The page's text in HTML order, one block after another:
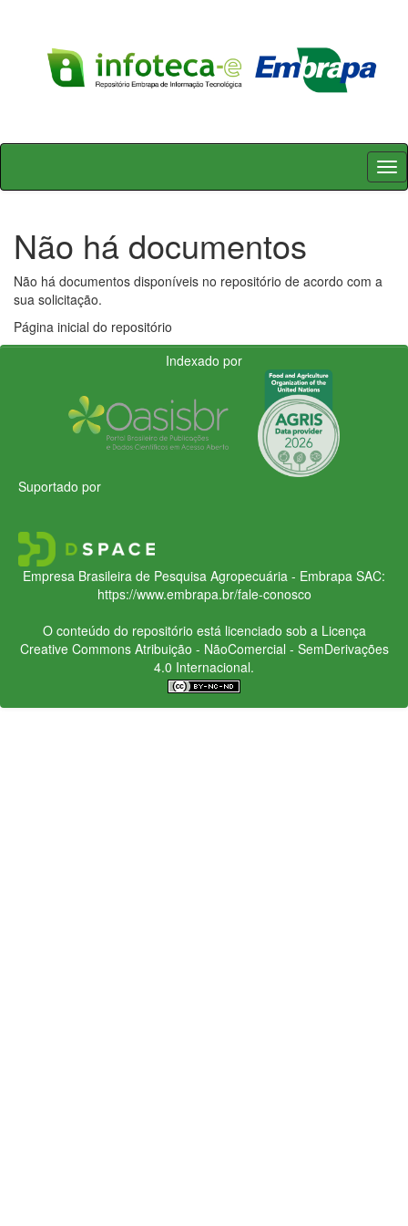
Skip
Não há documentos
Não há documentos disponíveis no repositório de acordo com a
sua solicitação.
Página inicial do repositório
Indexado por
Suportado por
Empresa Brasileira de Pesquisa Agropecuária - Embrapa SAC:
https://www.embrapa.br/fale-conosco
O conteúdo do repositório está licenciado sob a Licença
Creative CommonsAtribuição - NãoComercial - SemDerivações
4.0 Internacional.